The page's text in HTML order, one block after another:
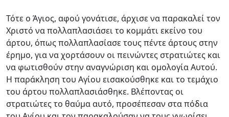
Τότε ο Άγιος, αφού γονάτισε, άρχισε να παρακαλεί τον
Χριστό να πολλαπλασιάσει το κομμάτι εκείνο του
άρτου, όπως πολλαπλασίασε τους πέντε άρτους στην
έρημο, για να χορτάσουν οι πεινώντες στρατιώτες και
να φωτισθούν στην αναγνώριση και ομολογία Αυτού.
Η παράκληση του Αγίου εισακούσθηκε και το τεμάχιο
του άρτου πολλαπλασιάσθηκε. Βλέποντας οι
στρατιώτες το θαύμα αυτό, προσέπεσαν στα πόδια